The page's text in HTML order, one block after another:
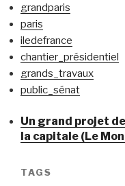
grandparis
paris
iledefrance
chantier_présidentiel
grands_travaux
public_sénat
Un grand projet
la capitale (Le
TAGS